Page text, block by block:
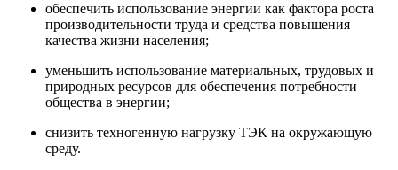
обеспечить использование энергии как фактора роста
производительности труда и средства повышения
качества жизни населения;
уменьшить использование материальных, трудовых и
природных ресурсов для обеспечения потребности
общества в энергии;
снизить техногенную нагрузку ТЭК на окружающую
среду.